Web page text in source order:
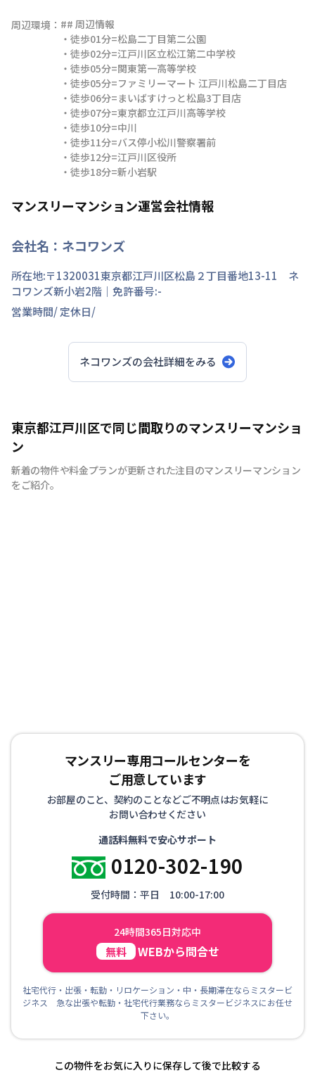
周辺環境： ## 周辺情報
・徒歩01分=松島二丁目第二公園
・徒歩02分=江戸川区立松江第二中学校
・徒歩05分=関東第一高等学校
・徒歩05分=ファミリーマート 江戸川松島二丁目店
・徒歩06分=まいばすけっと松島3丁目店
・徒歩07分=東京都立江戸川高等学校
・徒歩10分=中川
・徒歩11分=バス停小松川警察署前
・徒歩12分=江戸川区役所
・徒歩18分=新小岩駅
マンスリーマンション運営会社情報
会社名： ネコワンズ
所在地:〒1320031東京都江戸川区松島２丁目番地13-11 ネ
コワンズ新小岩2階 ｜免許番号:-
営業時間/定休日/
ネコワンズの会社詳細をみる
東京都江戸川区で同じ間取りのマンスリーマンショ
ン
新着の物件や料金プランが更新された注目のマンスリーマンション
をご紹介。
マンスリー専用コールセンターを
ご用意しています
お部屋のこと、契約のことなどご不明点はお気軽に
お問い合わせください
通話料無料で安心サポート
0120-302-190
受付時間：平日 10:00-17:00
24時間365日対応中
無料 WEBから問合せ
社宅代行・出張・転勤・リロケーション・中・長期滞在ならミスタービ
ジネス 急な出張や転勤・社宅代行業務ならミスタービジネスにお任せ
下さい。
この物件をお気に入りに保存して後で比較する